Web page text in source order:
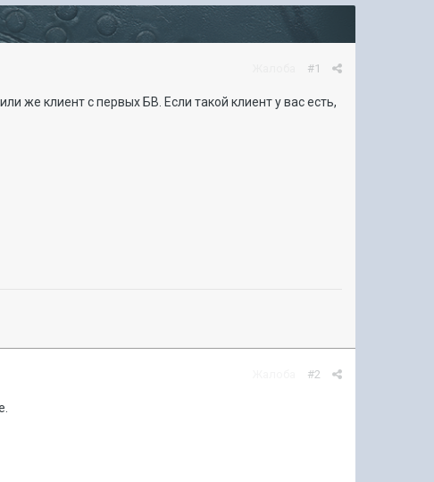
#1
же клиент с первых БВ. Если такой клиент у вас есть,
#2